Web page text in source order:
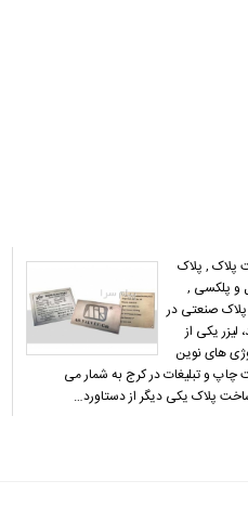
پلاک , پلاک
و پلکسی ,
پلاک صنعتی در
لیزر یکی از
های نوین
و تبلیغات در کرج به شمار می
پلاک یکی دیگر از دستاورد…